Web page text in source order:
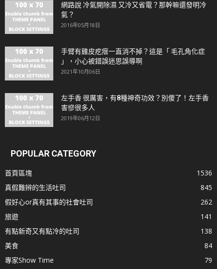
網路說 冷氣開除濕 又冷又省電？那幹嘛還發明冷
氣？
2016年05月18日
手臂有雞皮疙瘩一直消不掉？這是「 毛孔角化症
」，小心被錯誤迷思誤導啊
2021年10月06日
左手香 很厲害，有8種神奇功效？別傻了！左手香
害慘很多人
2019年06月12日
POPULAR CATEGORY
首頁區塊
1536
真假難辨的生活吐司
845
假好心or真有其事的社會吐司
262
旅遊
141
有點新奇又有點冷的吐司
138
美食
84
專家Show Time
79